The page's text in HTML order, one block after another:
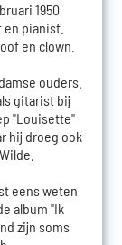
1950
pianist.
en clown.
ouders.
gitarist bij
"Louisette"
hij droeg ook
eens weten
album "Ik
zijn soms